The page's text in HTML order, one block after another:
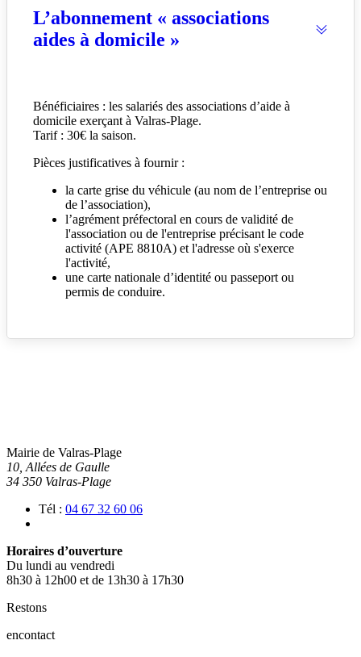
L’abonnement « associations
aides à domicile »
Bénéficiaires : les salariés des associations d’aide à
domicile exerçant à Valras-Plage.
Tarif : 30€ la saison.
Pièces justificatives à fournir :
la carte grise du véhicule (au nom de l’entreprise ou
de l’association),
l’agrément préfectoral en cours de validité de
l'association ou de l'entreprise précisant le code
activité (APE 8810A) et l'adresse où s'exerce
l'activité,
une carte nationale d’identité ou passeport ou
permis de conduire.
Mairie de Valras-Plage
10, Allées de Gaulle
34 350 Valras-Plage
Tél : 04 67 32 60 06
Horaires d’ouverture
Du lundi au vendredi
8h30 à 12h00 et de 13h30 à 17h30
Restons
encontact